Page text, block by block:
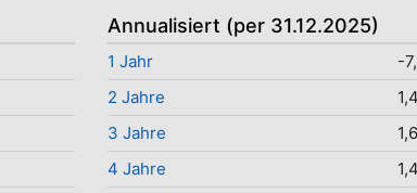
Annualisiert (per 31.12.2025)
1 Jahr
-
2 Jahre
3 Jahre
4 Jahre